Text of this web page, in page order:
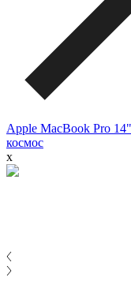
Apple MacBook Pro
космос
x